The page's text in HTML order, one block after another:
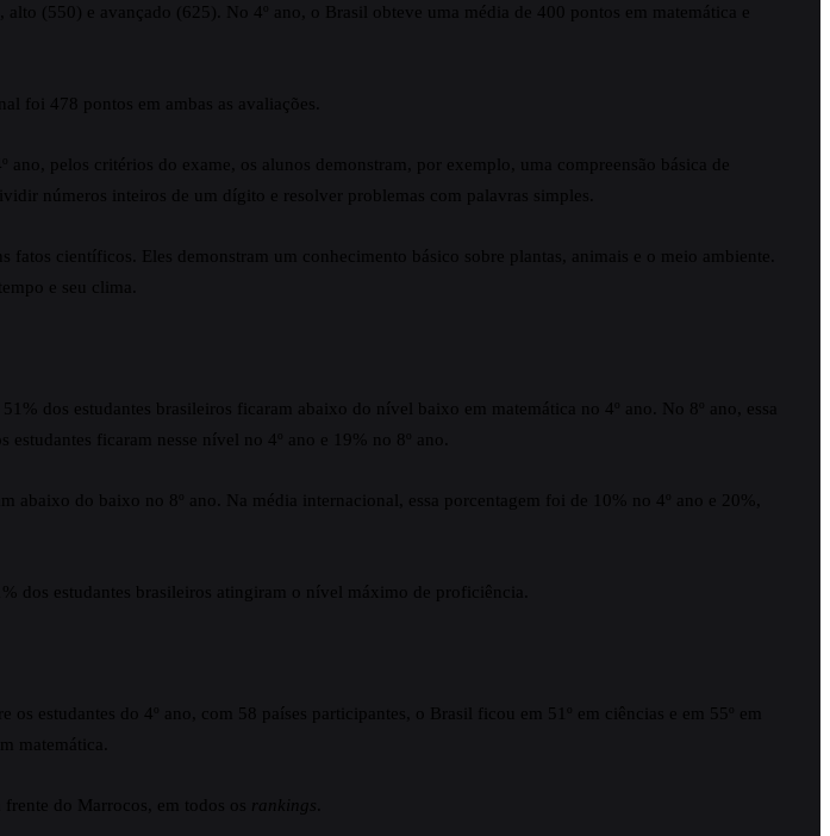
(550) e avançado (625). No 4º ano, o Brasil obteve uma média de 400 pontos em matemática e
foi 478 pontos em ambas as avaliações.
pelos critérios do exame, os alunos demonstram, por exemplo, uma compreensão básica de
números inteiros de um dígito e resolver problemas com palavras simples.
científicos. Eles demonstram um conhecimento básico sobre plantas, animais e o meio ambiente.
e seu clima.
dos estudantes brasileiros ficaram abaixo do nível baixo em matemática no 4º ano. No 8º ano, essa
ficaram nesse nível no 4º ano e 19% no 8º ano.
do baixo no 8º ano. Na média internacional, essa porcentagem foi de 10% no 4º ano e 20%,
dos estudantes brasileiros atingiram o nível máximo de proficiência.
os estudantes do 4º ano, com 58 países participantes, o Brasil ficou em 51º em ciências e em 55º em
matemática.
do Marrocos, em todos os rankings